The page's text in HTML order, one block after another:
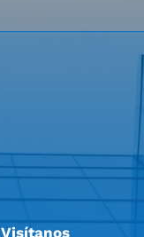
Visítanos